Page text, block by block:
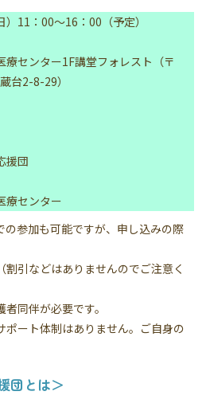
）11：00～16：00（予定）
療センター1F講堂フォレスト（〒
台2-8-29）
援団
療センター
参加も可能ですが、申し込みの際
引などはありませんのでご注意く
同伴が必要です。
ート体制はありません。ご自身の
団とは＞